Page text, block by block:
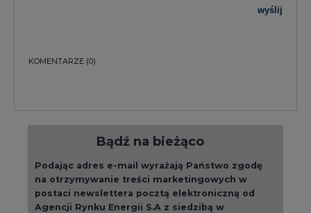
wyślij
KOMENTARZE (0)
Bądź na bieżąco
Podając adres e-mail wyrażają Państwo zgodę
na otrzymywanie treści marketingowych w
postaci newslettera pocztą elektroniczną od
Agencji Rynku Energii S.A z siedzibą w